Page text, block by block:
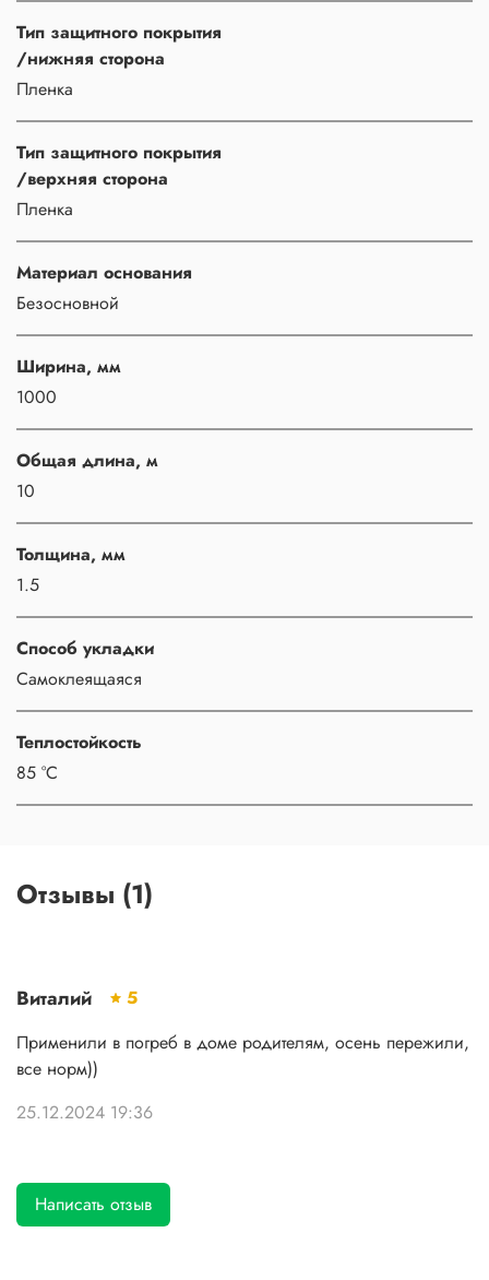
Тип защитного покрытия
/нижняя сторона
Пленка
Тип защитного покрытия
/верхняя сторона
Пленка
Материал основания
Безосновной
Ширина, мм
1000
Общая длина, м
10
Толщина, мм
1.5
Способ укладки
Самоклеящаяся
Теплостойкость
85 °С
Отзывы (1)
Виталий
5
Применили в погреб в доме родителям, осень пережили,
все норм))
25.12.2024 19:36
Написать отзыв